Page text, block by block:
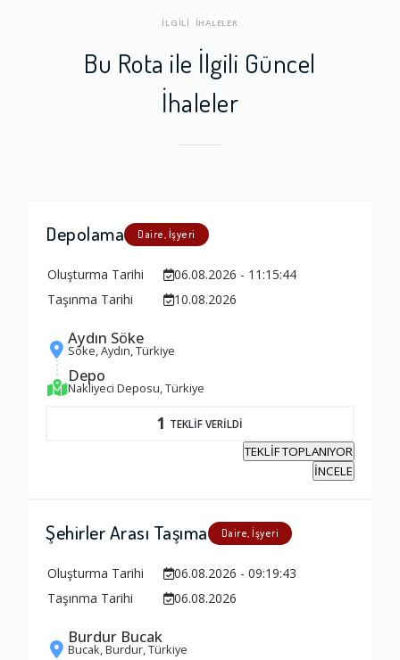
İLGİLİ İHALELER
Bu Rota ile İlgili Güncel
İhaleler
Depolama Daire, İşyeri
Oluşturma Tarihi
06.08.2026 - 11:15:44
Taşınma Tarihi
10.08.2026
Aydın Söke
Söke, Aydın, Türkiye
Depo
Nakliyeci Deposu, Türkiye
1 TEKLİF VERİLDİ
TEKLİF TOPLANIYOR
İNCELE
Şehirler Arası Taşıma Daire, İşyeri
Oluşturma Tarihi
06.08.2026 - 09:19:43
Taşınma Tarihi
06.08.2026
Burdur Bucak
Bucak, Burdur, Türkiye